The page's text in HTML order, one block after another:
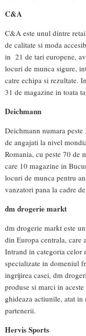
C&A
C&A este unul dintre
de calitate si moda
in 21 de tari europene,
locuri de munca sigure,
catre echipa si rezultate.
31 de magazine in toata
Deichmann
Deichmann numara
de angajati la nivel
Romania, cu peste 70 de
care 10 magazine in
locuri de munca pentru
vanzatori pana la cadre
dm drogerie markt
dm drogerie markt este
din Europa centrala, care
Intrand in categoria celor
specializate in domeniul
ingrijirea casei, dm
produse si marci in
ghideaza actiunile, atat
partenerii.
Hervis Sports